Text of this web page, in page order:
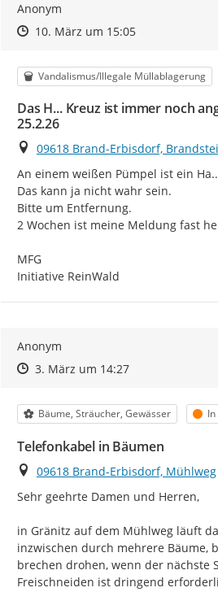
Anonym
Zeitpunkt des Erstellens
Zeitpunkt des Erstellens
10. März um 15:05Zur Äußerung
Kategorie
Vandalismus/Illegale Müllablagerung
Das H... Kreuz ist immer noch
25.2.26
Ort
09618 Brand-Erbisdorf,
An einem weißen Pümpel ist ein
Das kann ja nicht wahr sein.
Bitte um Entfernung.
2 Wochen ist meine Meldung fast
MFG
Initiative ReinWald
Anonym
Zeitpunkt des Erstellens
Zeitpunkt des Erstellens
3. März um 14:27Zur Äußerung
Kategorie
Bäume, Sträucher, Gewässer
Telefonkabel in Bäumen
Ort
09618 Brand-Erbisdorf, Mühlweg
Sehr geehrte Damen und Herren,
in Gränitz auf dem Mühlweg läuft
inzwischen durch mehrere Bäume,
brechen drohen, wenn der nächste
Freischneiden ist dringend